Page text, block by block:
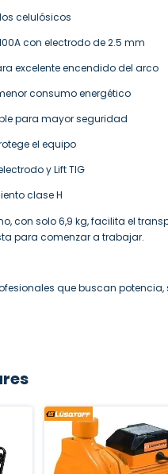
celulósicos
con electrodo de 2.5 mm
excelente encendido del arco
consumo energético
para mayor seguridad
el equipo
y Lift TIG
clase H
con solo 6,9 kg, facilita el
para comenzar a trabajar.
que buscan